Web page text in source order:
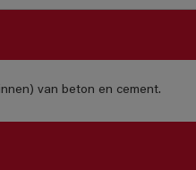
van beton en cement.